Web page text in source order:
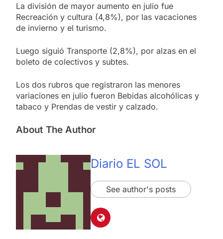
La división de mayor aumento en julio fue
Recreación y cultura (4,8%), por las vacaciones
de invierno y el turismo.
Luego siguió Transporte (2,8%), por alzas en el
boleto de colectivos y subtes.
Los dos rubros que registraron las menores
variaciones en julio fueron Bebidas alcohólicas y
tabaco y Prendas de vestir y calzado.
About The Author
Diario EL SOL
See author's posts